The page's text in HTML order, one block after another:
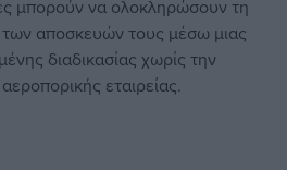
μπορούν να ολοκληρώσουν τη
των αποσκευών τους μέσω μιας
διαδικασίας χωρίς την
εταιρείας.